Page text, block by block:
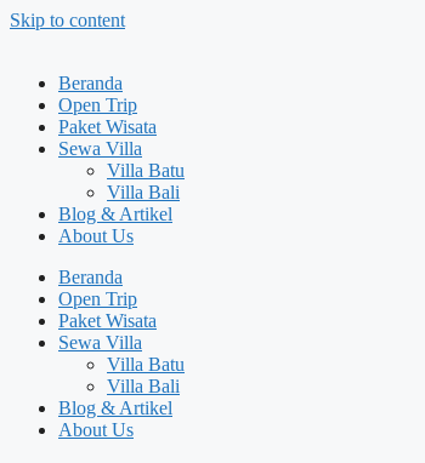
Skip to content
Beranda
Open Trip
Paket Wisata
Sewa Villa
Villa Batu
Villa Bali
Blog & Artikel
About Us
Beranda
Open Trip
Paket Wisata
Sewa Villa
Villa Batu
Villa Bali
Blog & Artikel
About Us